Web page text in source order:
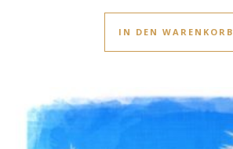
IN DEN WARENKORB